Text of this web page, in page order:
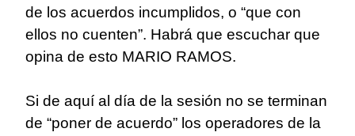
de los acuerdos incumplidos, o “que con
ellos no cuenten”. Habrá que escuchar que
opina de esto MARIO RAMOS.
Si de aquí al día de la sesión no se terminan
de “poner de acuerdo” los operadores de la